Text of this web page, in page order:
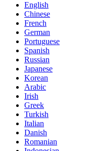
English
Chinese
French
German
Portuguese
Spanish
Russian
Japanese
Korean
Arabic
Irish
Greek
Turkish
Italian
Danish
Romanian